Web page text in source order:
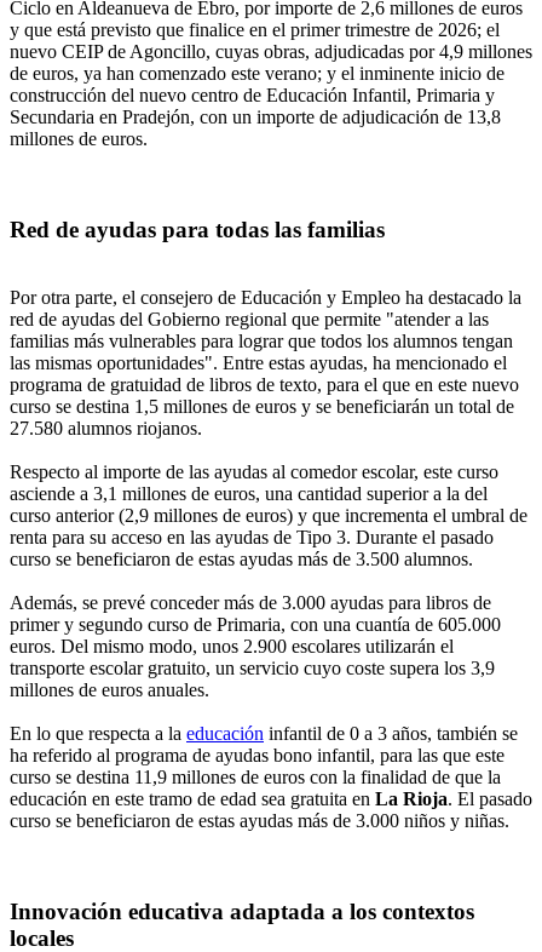
Ciclo en Aldeanueva de Ebro, por importe de 2,6 millones de euros
y que está previsto que finalice en el primer trimestre de 2026; el
nuevo CEIP de Agoncillo, cuyas obras, adjudicadas por 4,9 millones
de euros, ya han comenzado este verano; y el inminente inicio de
construcción del nuevo centro de Educación Infantil, Primaria y
Secundaria en Pradejón, con un importe de adjudicación de 13,8
millones de euros.
Red de ayudas para todas las familias
Por otra parte, el consejero de Educación y Empleo ha destacado la
red de ayudas del Gobierno regional que permite "atender a las
familias más vulnerables para lograr que todos los alumnos tengan
las mismas oportunidades". Entre estas ayudas, ha mencionado el
programa de gratuidad de libros de texto, para el que en este nuevo
curso se destina 1,5 millones de euros y se beneficiarán un total de
27.580 alumnos riojanos.
Respecto al importe de las ayudas al comedor escolar, este curso
asciende a 3,1 millones de euros, una cantidad superior a la del
curso anterior (2,9 millones de euros) y que incrementa el umbral de
renta para su acceso en las ayudas de Tipo 3. Durante el pasado
curso se beneficiaron de estas ayudas más de 3.500 alumnos.
Además, se prevé conceder más de 3.000 ayudas para libros de
primer y segundo curso de Primaria, con una cuantía de 605.000
euros. Del mismo modo, unos 2.900 escolares utilizarán el
transporte escolar gratuito, un servicio cuyo coste supera los 3,9
millones de euros anuales.
En lo que respecta a la educación infantil de 0 a 3 años, también se
ha referido al programa de ayudas bono infantil, para las que este
curso se destina 11,9 millones de euros con la finalidad de que la
educación en este tramo de edad sea gratuita en La Rioja. El pasado
curso se beneficiaron de estas ayudas más de 3.000 niños y niñas.
Innovación educativa adaptada a los contextos
locales